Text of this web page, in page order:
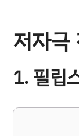
저자극
1. 필립